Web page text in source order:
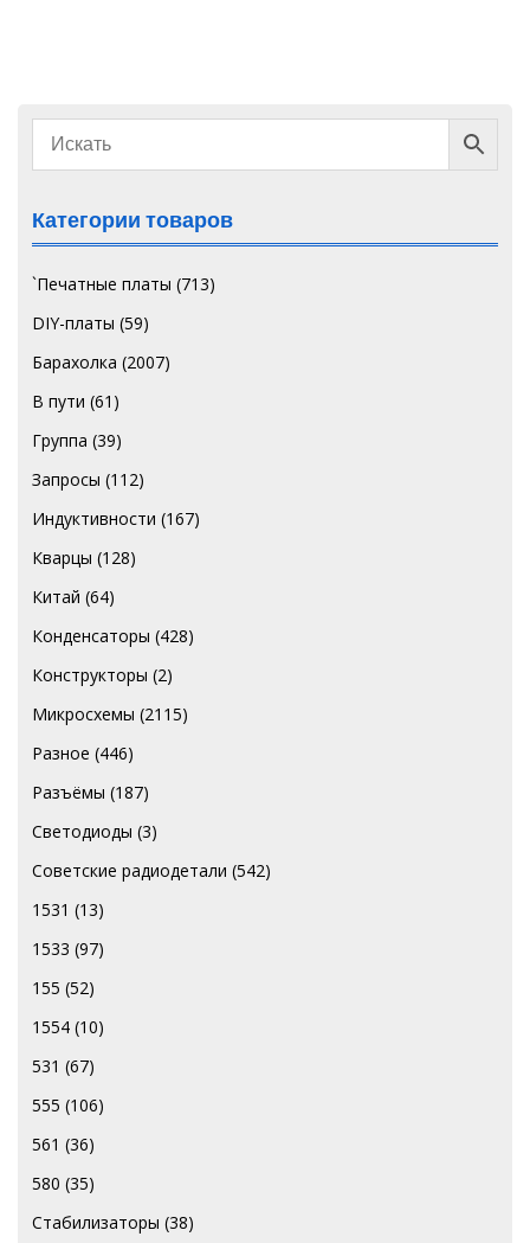
Категории товаров
`Печатные платы (713)
DIY-платы (59)
Барахолка (2007)
В пути (61)
Группа (39)
Запросы (112)
Индуктивности (167)
Кварцы (128)
Китай (64)
Конденсаторы (428)
Конструкторы (2)
Микросхемы (2115)
Разное (446)
Разъёмы (187)
Светодиоды (3)
Советские радиодетали (542)
1531 (13)
1533 (97)
155 (52)
1554 (10)
531 (67)
555 (106)
561 (36)
580 (35)
Стабилизаторы (38)